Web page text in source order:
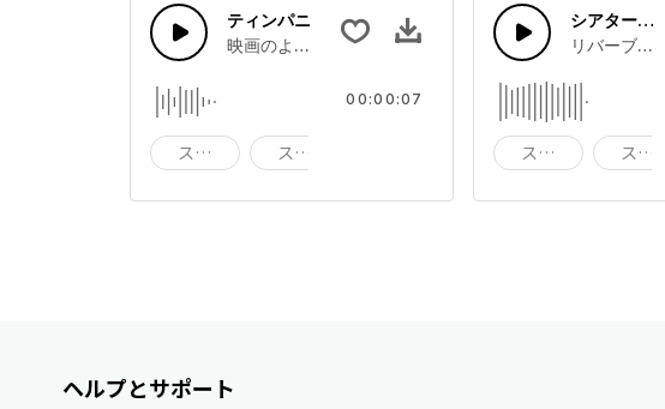
ティンパニ
映画のようなホーンとティンパニのドラムスティング
スティング スタブ
00:00:07
シアターラ
リバーブ付
スティング スタブ
ヘルプとサポート